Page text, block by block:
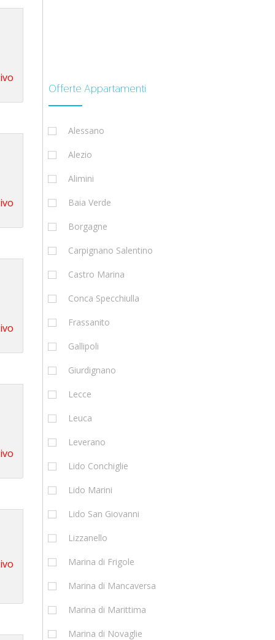
Offerte Appartamenti
Alessano
Alezio
Alimini
Baia Verde
Borgagne
Carpignano Salentino
Castro Marina
Conca Specchiulla
Frassanito
Gallipoli
Giurdignano
Lecce
Leuca
Leverano
Lido Conchiglie
Lido Marini
Lido San Giovanni
Lizzanello
Marina di Frigole
Marina di Mancaversa
Marina di Marittima
Marina di Novaglie